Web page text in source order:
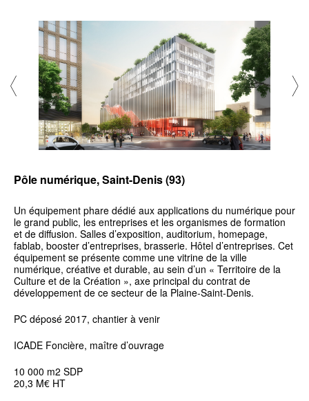
Pôle numérique, Saint-Denis (93)
Un équipement phare dédié aux applications du numérique pour
le grand public, les entreprises et les organismes de formation
et de diffusion. Salles d’exposition, auditorium, homepage,
fablab, booster d’entreprises, brasserie. Hôtel d’entreprises. Cet
équipement se présente comme une vitrine de la ville
numérique, créative et durable, au sein d’un « Territoire de la
Culture et de la Création », axe principal du contrat de
développement de ce secteur de la Plaine-Saint-Denis.
PC déposé 2017, chantier à venir
ICADE Foncière, maître d’ouvrage
10 000 m2 SDP
20,3 M€ HT